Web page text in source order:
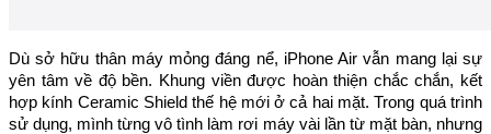
Dù sở hữu thân máy mỏng đáng nể, iPhone Air vẫn mang lại sự
yên tâm về độ bền. Khung viền được hoàn thiện chắc chắn, kết
hợp kính Ceramic Shield thế hệ mới ở cả hai mặt. Trong quá trình
sử dụng, mình từng vô tình làm rơi máy vài lần từ mặt bàn, nhưng